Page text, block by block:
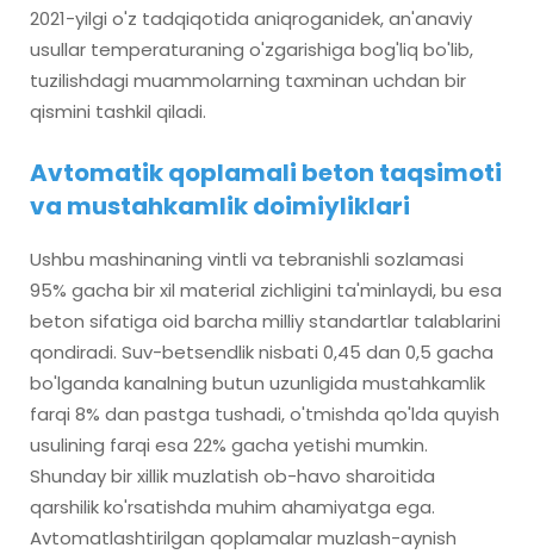
2021-yilgi o'z tadqiqotida aniqroganidek, an'anaviy
usullar temperaturaning o'zgarishiga bog'liq bo'lib,
tuzilishdagi muammolarning taxminan uchdan bir
qismini tashkil qiladi.
Avtomatik qoplamali beton taqsimoti
va mustahkamlik doimiyliklari
Ushbu mashinaning vintli va tebranishli sozlamasi
95% gacha bir xil material zichligini ta'minlaydi, bu esa
beton sifatiga oid barcha milliy standartlar talablarini
qondiradi. Suv-betsendlik nisbati 0,45 dan 0,5 gacha
bo'lganda kanalning butun uzunligida mustahkamlik
farqi 8% dan pastga tushadi, o'tmishda qo'lda quyish
usulining farqi esa 22% gacha yetishi mumkin.
Shunday bir xillik muzlatish ob-havo sharoitida
qarshilik ko'rsatishda muhim ahamiyatga ega.
Avtomatlashtirilgan qoplamalar muzlash-aynish